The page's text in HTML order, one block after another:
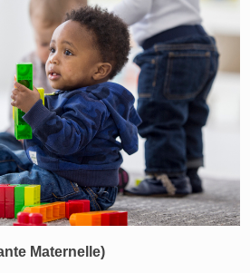
Maternelle)